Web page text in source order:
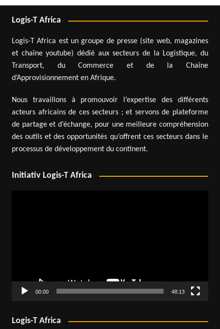
Logis-T Africa
Logis-T Africa est un groupe de presse (site web, magazines
et chaîne youtube) dédié aux secteurs de la Logistique, du
Transport, du Commerce et de la Chaîne
d’Approvisionnement en Afrique.
Nous travaillons à promouvoir l’expertise des différents
acteurs africains de ces secteurs ; et servons de plateforme
de partage et d’échange, pour une meilleure compréhension
des outils et des opportunités qu’offrent ces secteurs dans le
processus de développement du continent.
Initiativ Logis-T Africa
00:00 48:13
Logis-T Africa